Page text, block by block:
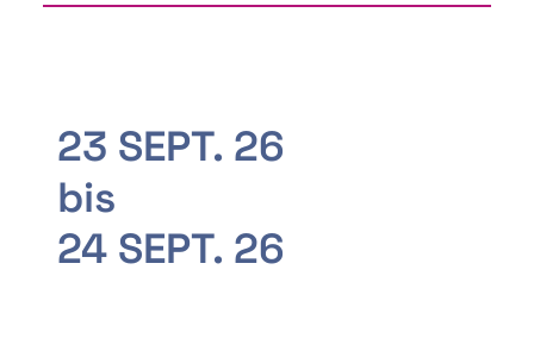
23 SEPT. 26
bis
24 SEPT. 26